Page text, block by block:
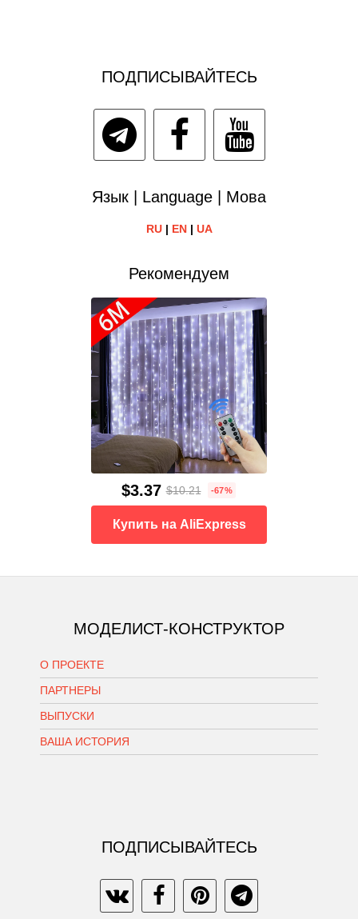
ПОДПИСЫВАЙТЕСЬ
Язык | Language | Мова
RU| EN| UA
Рекомендуем
$3.37 $10.21 -67%
Купить на AliExpress
МОДЕЛИСТ-КОНСТРУКТОР
О ПРОЕКТЕ
ПАРТНЕРЫ
ВЫПУСКИ
ВАША ИСТОРИЯ
ПОДПИСЫВАЙТЕСЬ